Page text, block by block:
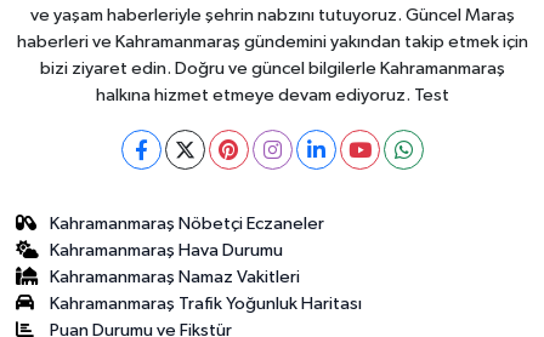
ve yaşam haberleriyle şehrin nabzını tutuyoruz. Güncel Maraş
haberleri ve Kahramanmaraş gündemini yakından takip etmek için
bizi ziyaret edin. Doğru ve güncel bilgilerle Kahramanmaraş
halkına hizmet etmeye devam ediyoruz. Test
Kahramanmaraş Nöbetçi Eczaneler
Kahramanmaraş Hava Durumu
Kahramanmaraş Namaz Vakitleri
Kahramanmaraş Trafik Yoğunluk Haritası
Puan Durumu ve Fikstür